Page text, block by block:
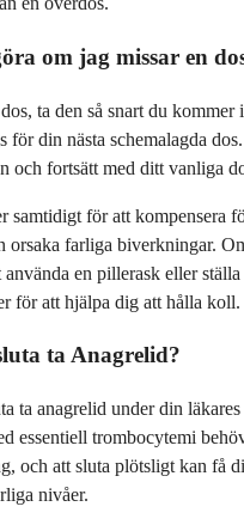
om jag missar en
ta den så snart du kommer
för din nästa schemalagda
och fortsätt med ditt vanliga
samtidigt för att kompensera
orsaka farliga biverkningar.
använda en pillerask eller ställa
för att hjälpa dig att hålla koll.
ta Anagrelid?
ta anagrelid under din
essentiell trombocytemi
och att sluta plötsligt kan få
nivåer.